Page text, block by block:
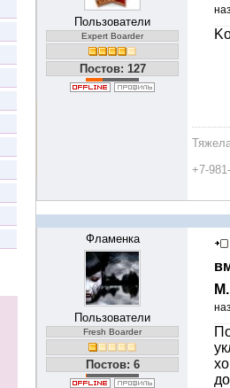
Пользователи
Expert Boarder
Постов: 127
+7-
Фламенка
Пользователи
Fresh Boarder
Постов: 6